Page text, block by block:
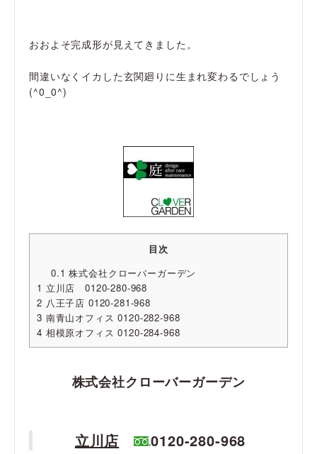
おおよそ完成形が見えてきました。
間違いなくイカした玄関廻りに生まれ変わるでしょう
(^0_0^)
目次
0.1 株式会社クローバーガーデン
1 立川店 0120-280-968
2 八王子店 0120-281-968
3 南青山オフィス 0120-282-968
4 相模原オフィス 0120-284-968
株式会社クローバーガーデン
立川店 0120-280-968